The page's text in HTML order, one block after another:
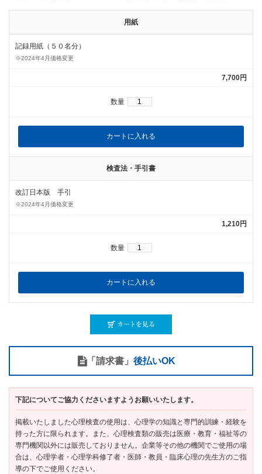
用紙
記録用紙（５０名分）
※2024年4月価格変更
7,700円
数量
検査法・手引書
改訂日本版 手引
※2024年4月価格変更
1,210円
数量
「請求書」 後払いOK
下記についてご協力くださいますようお願いいたします。
掲載いたしました心理検査の使用は、心理学の知識と専門的訓練・経験を
持った方に限られます。また、心理検査類の販売は医療・教育・福祉等の
専門機関以外には販売しておりません。企業等その他の機関でご使用の場
合は、心理学者・心理学科修了者・医師・教員・臨床心理の先生方のご指
導の下でご使用ください。